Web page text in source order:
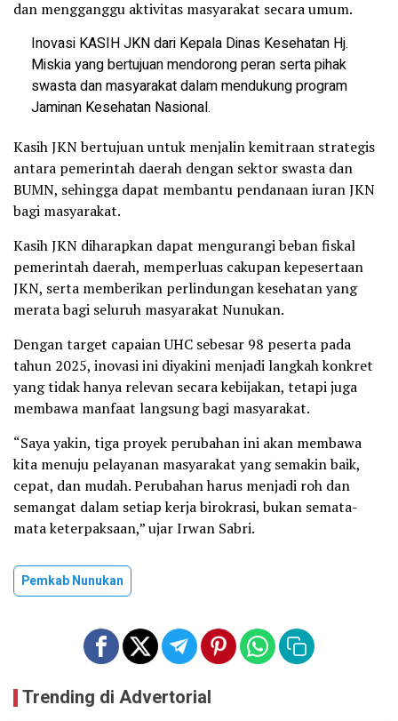
dan mengganggu aktivitas masyarakat secara umum.
Inovasi KASIH JKN dari Kepala Dinas Kesehatan Hj.
Miskia yang bertujuan mendorong peran serta pihak
swasta dan masyarakat dalam mendukung program
Jaminan Kesehatan Nasional.
Kasih JKN bertujuan untuk menjalin kemitraan strategis
antara pemerintah daerah dengan sektor swasta dan
BUMN, sehingga dapat membantu pendanaan iuran JKN
bagi masyarakat.
Kasih JKN diharapkan dapat mengurangi beban fiskal
pemerintah daerah, memperluas cakupan kepesertaan
JKN, serta memberikan perlindungan kesehatan yang
merata bagi seluruh masyarakat Nunukan.
Dengan target capaian UHC sebesar 98 peserta pada
tahun 2025, inovasi ini diyakini menjadi langkah konkret
yang tidak hanya relevan secara kebijakan, tetapi juga
membawa manfaat langsung bagi masyarakat.
“Saya yakin, tiga proyek perubahan ini akan membawa
kita menuju pelayanan masyarakat yang semakin baik,
cepat, dan mudah. Perubahan harus menjadi roh dan
semangat dalam setiap kerja birokrasi, bukan semata-
mata keterpaksaan,” ujar Irwan Sabri.
Pemkab Nunukan
Trending di Advertorial